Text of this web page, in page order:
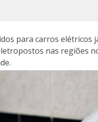
para carros elétricos
nas regiões